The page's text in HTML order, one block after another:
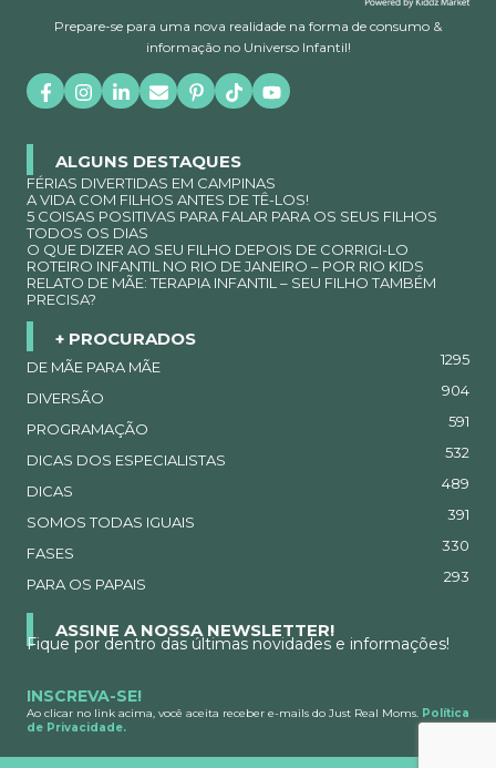
Prepare-se para uma nova realidade na forma de consumo &
informação no Universo Infantil!
ALGUNS DESTAQUES
FÉRIAS DIVERTIDAS EM CAMPINAS
A VIDA COM FILHOS ANTES DE TÊ-LOS!
5 COISAS POSITIVAS PARA FALAR PARA OS SEUS FILHOS
TODOS OS DIAS
O QUE DIZER AO SEU FILHO DEPOIS DE CORRIGI-LO
ROTEIRO INFANTIL NO RIO DE JANEIRO – POR RIO KIDS
RELATO DE MÃE: TERAPIA INFANTIL – SEU FILHO TAMBÉM
PRECISA?
+ PROCURADOS
DE MÃE PARA MÃE 1295
DIVERSÃO 904
PROGRAMAÇÃO 591
DICAS DOS ESPECIALISTAS 532
DICAS 489
SOMOS TODAS IGUAIS 391
FASES 330
PARA OS PAPAIS 293
ASSINE A NOSSA NEWSLETTER!
Fique por dentro das últimas novidades e informações!
INSCREVA-SE!
Ao clicar no link acima, você aceita receber e-mails do Just Real Moms. Política
de Privacidade.